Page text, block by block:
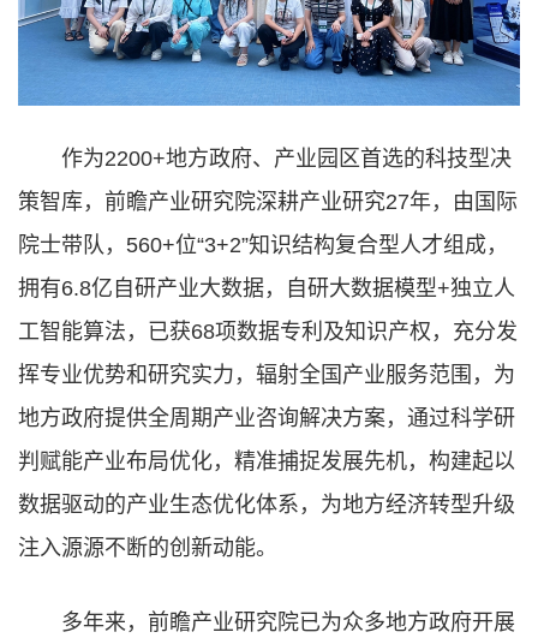
作为2200+地方政府、产业园区首选的科技型决
策智库，前瞻产业研究院深耕产业研究27年，由国际
院士带队，560+位“3+2”知识结构复合型人才组成，
拥有6.8亿自研产业大数据，自研大数据模型+独立人
工智能算法，已获68项数据专利及知识产权，充分发
挥专业优势和研究实力，辐射全国产业服务范围，为
地方政府提供全周期产业咨询解决方案，通过科学研
判赋能产业布局优化，精准捕捉发展先机，构建起以
数据驱动的产业生态优化体系，为地方经济转型升级
注入源源不断的创新动能。
多年来，前瞻产业研究院已为众多地方政府开展